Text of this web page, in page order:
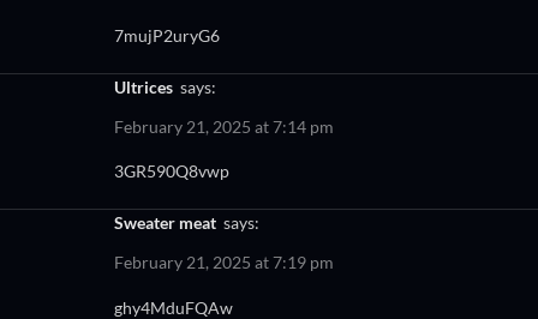
7mujP2uryG6
ultrices says:
February 21, 2025 at 7:14 pm
3GR590Q8vwp
sweater meat says:
February 21, 2025 at 7:19 pm
ghy4MduFQAw